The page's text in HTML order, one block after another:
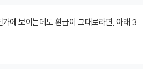
에 보이는데도 환급이 그대로라면, 아래 3